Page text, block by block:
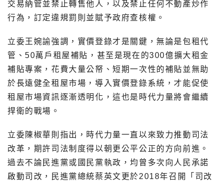
交易納管並禁止轉售他人，以及禁止任何不動產炒作
行為，訂定違規罰則並賦予政府查核權。
立委王婉諭強調，實價登錄才是關鍵，無論是包租代
管、50萬戶租屋補貼，甚至是現在的300億擴大租金
補貼專案，花費大量公帑、短期一次性的補貼並無助
於長遠健全租屋市場，導入實價登錄系統，才能促使
租屋市場資訊逐漸透明化，這也是時代力量將會繼續
捍衛的戰場。
立委陳椒華則指出，時代力量一直以來致力推動司法
改革，期許司法制度得以朝更公平公正的方向前進。
過去不論民進黨或國民黨執政，均曾多次向人民承諾
啟動司改，民進黨總統蔡英文更於2018年召開「司改